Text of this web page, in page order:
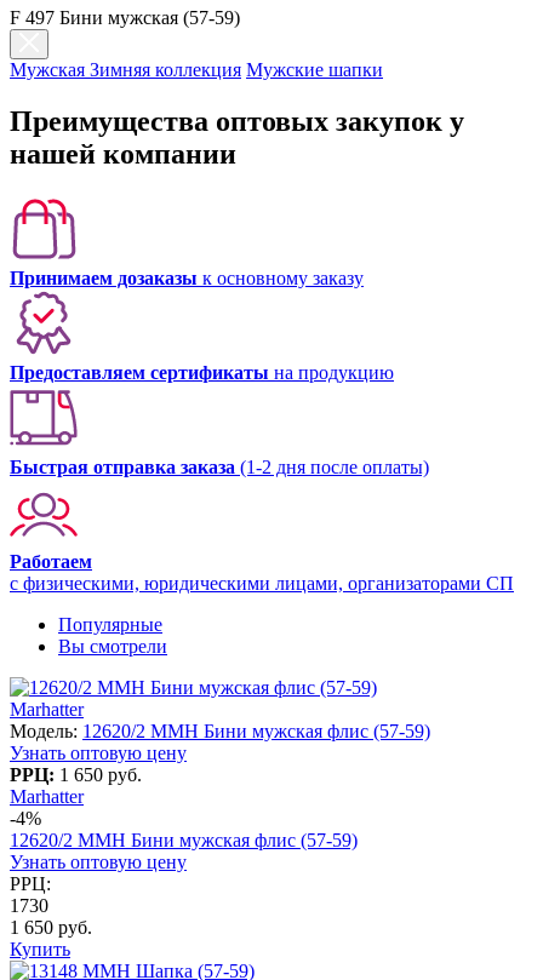
F 497 Бини мужская (57-59)
Мужская Зимняя коллекция Мужские шапки
Преимущества оптовых закупок у
нашей компании
Принимаем дозаказы к основному заказу
Предоставляем сертификаты на продукцию
Быстрая отправка заказа (1-2 дня после оплаты)
Работаем
с физическими, юридическими лицами, организаторами СП
Популярные
Вы смотрели
Marhatter
Модель: 12620/2 MMH Бини мужская флис (57-59)
Узнать оптовую цену
РРЦ: 1 650 руб.
Marhatter
-4%
12620/2 MMH Бини мужская флис (57-59)
Узнать оптовую цену
РРЦ:
1730
1 650 руб.
Купить